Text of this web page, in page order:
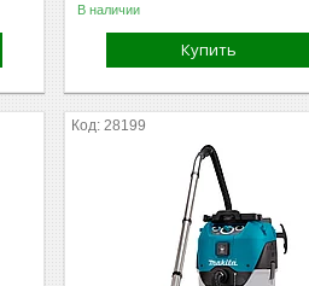
В наличии
Купить
28199